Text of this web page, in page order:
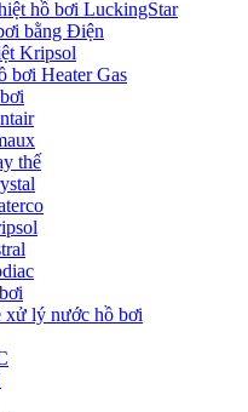
hồ bơi LuckingStar
bằng Điện
Kripsol
bơi Heater Gas
thế
xử lý nước hồ bơi